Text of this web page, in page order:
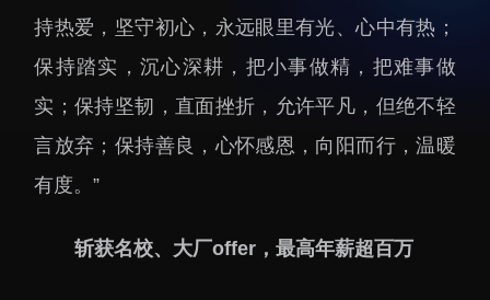
交流动态
出国境事务
成果超市
持热爱，坚守初心，永远眼里有光、心中有热；
保持踏实，沉心深耕，把小事做精，把难事做
实；保持坚韧，直面挫折，允许平凡，但绝不轻
言放弃；保持善良，心怀感恩，向阳而行，温暖
有度。”
斩获名校、大厂offer，最高年薪超百万